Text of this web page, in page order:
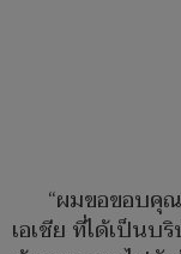
“ผมขอขอบคุ
เอเชีย ที่ได้เป็น